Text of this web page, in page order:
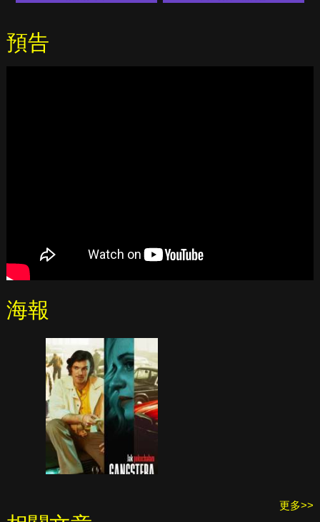
預告
海報
更多>>